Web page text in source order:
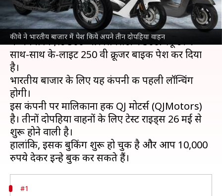
कीवे ने भारतीय बाजार में पेश किये अपने तीन दोपहिया वाहन
क्या है खबर?
हंगरी की ऑटो कंपनीकीवे(Keeway) ने भारतीय बाजार
में अपना विएस्टे 300 और सिक्सटीज 300i स्कूटर के
साथ-साथ के-लाइट 250 वी क्रूजर बाइक पेश कर दिया
है।
भारतीय बाजार के लिए यह कंपनी की पहली लॉन्चिंग
होगी।
इस कंपनी पर मालिकाना हक QJ मोटर्स (QJMotors)
है। तीनों दोपहिया वाहनों के लिए टेस्ट राइड्स 26 मई से
शुरू होने वाली है।
हालांकि, इसकी बुकिंग शुरू हो चुकी है और आप 10,000
#1